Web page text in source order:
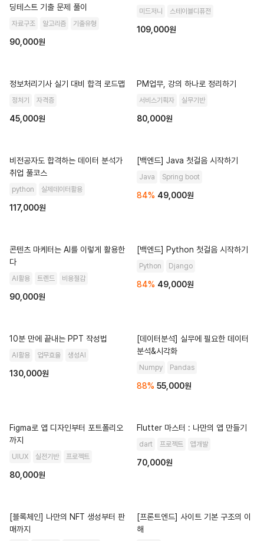
딩테스트 기출 문제 풀이
자료구조 알고리즘 기출유형
90,000원
미드저니 스테이블디퓨전
109,000원
정보처리기사 실기 대비 합격 로드맵
정처기 자격증
45,000원
PM업무, 강의 하나로 정리하기
서비스기획자 실무기반
80,000원
비전공자도 합격하는 데이터 분석가
취업 풀코스
python 실제데이터활용
117,000원
[백엔드] Java 첫걸음 시작하기
Java Spring boot
84% 49,000원
콘텐츠 마케터는 AI를 이렇게 활용한
다
AI활용 트렌드 비용절감
90,000원
[백엔드] Python 첫걸음 시작하기
Python Django
84% 49,000원
10분 만에 끝내는 PPT 작성법
AI활용 업무효율 생성AI
130,000원
[데이터분석] 실무에 필요한 데이터
분석&시각화
Numpy Pandas
88% 55,000원
Figma로 앱 디자인부터 포트폴리오
까지
UIUX 실전기반 프로젝트
80,000원
Flutter 마스터 : 나만의 앱 만들기
dart 프로젝트 앱개발
70,000원
[블록체인] 나만의 NFT 생성부터 판
매까지
[프론트엔드] 사이트 기본 구조의 이
해